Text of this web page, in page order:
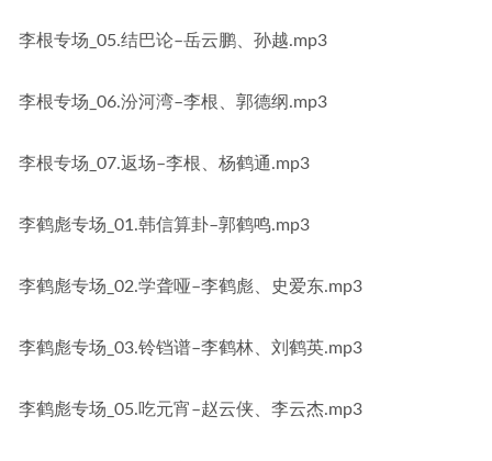
李根专场_05.结巴论–岳云鹏、孙越.mp3
李根专场_06.汾河湾–李根、郭德纲.mp3
李根专场_07.返场–李根、杨鹤通.mp3
李鹤彪专场_01.韩信算卦–郭鹤鸣.mp3
李鹤彪专场_02.学聋哑–李鹤彪、史爱东.mp3
李鹤彪专场_03.铃铛谱–李鹤林、刘鹤英.mp3
李鹤彪专场_05.吃元宵–赵云侠、李云杰.mp3